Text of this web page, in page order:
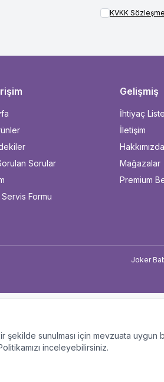
KVKK
Sorular
Formu
Gelişmiş
İhtiyaç
İletişim
Hakkımızda
Mağazalar
Premium
sunulması için mevzuata uygun
inceleyebilirsiniz.